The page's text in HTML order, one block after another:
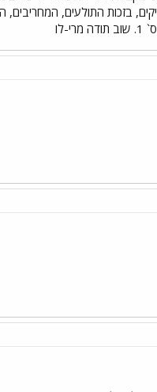
בזכות התולעים, המחריבים,